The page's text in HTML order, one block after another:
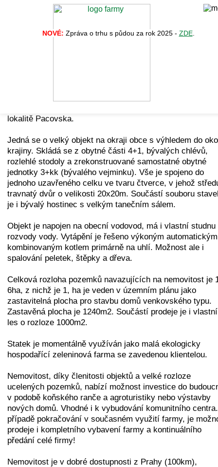
NOVÉ: Zpráva o trhu s půdou za rok 2025 - ZDE.
lokalitě Pacovska.
Jedná se o velký objekt na okraji obce s výhledem do
krajiny. Skládá se z obytné části 4+1, bývalých chlévů,
rozlehlé stodoly a zrekonstruované samostatné obytné
jednotky 3+kk (bývalého vejminku). Vše je spojeno do
jednoho uzavřeného celku ve tvaru čtverce, v jehož
travnatý dvůr o velikosti 20x20m. Součástí souboru
je i bývalý hostinec s velkým tanečním sálem.
Objekt je napojen na obecní vodovod, má i vlastní studnu
rozvody vody. Vytápění je řešeno výkoným automatickým
kombinovaným kotlem primárně na uhlí. Možnost ale i
spalování peletek, štěpky a dřeva.
Celková rozloha pozemků navazujících na nemovitost je
6ha, z nichž je 1, ha je veden v územním plánu jako
zastavitelná plocha pro stavbu domů venkovského typu.
Zastavěná plocha je 1240m2. Součástí prodeje je i vlastní
les o rozloze 1000m2.
Statek je momentálně využíván jako malá ekologicky
hospodařící zeleninová farma se zavedenou klientelou.
Nemovitost, díky členitosti objektů a velké rozloze
ucelených pozemků, nabízí možnost investice do
v podobě koňského ranče a agroturistiky nebo výstavby
nových domů. Vhodné i k vybudování komunitního
případě pokračování v současném využití farmy, je
prodeje i kompletního vybavení farmy a kontinuálního
předání celé firmy!
Nemovitost je v dobré dostupnosti z Prahy (100km),